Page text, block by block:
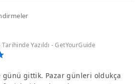
Yazıldı - GetYourGuide
günü gittik. Pazar günleri oldukça